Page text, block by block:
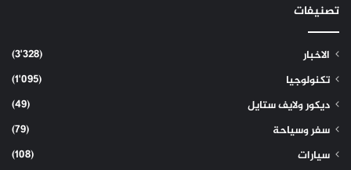
تصنيفات
الاخبار
(3٬328)
تكنولوجيا
(1٬095)
ديكور ولايف ستايل
(49)
سفر وسياحة
(79)
سيارات
(108)